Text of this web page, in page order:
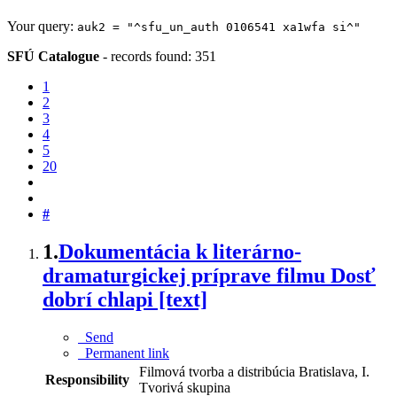
Your query: auk2 = "^sfu_un_auth 0106541 xa1wfa si^"
SFÚ Catalogue - records found: 351
1
2
3
4
5
20
#
1.Dokumentácia k literárno-
dramaturgickej príprave filmu Dosť
dobrí chlapi [text]
Send
Permanent link
Responsibility
Filmová tvorba a distribúcia Bratislava, I.
Tvorivá skupina